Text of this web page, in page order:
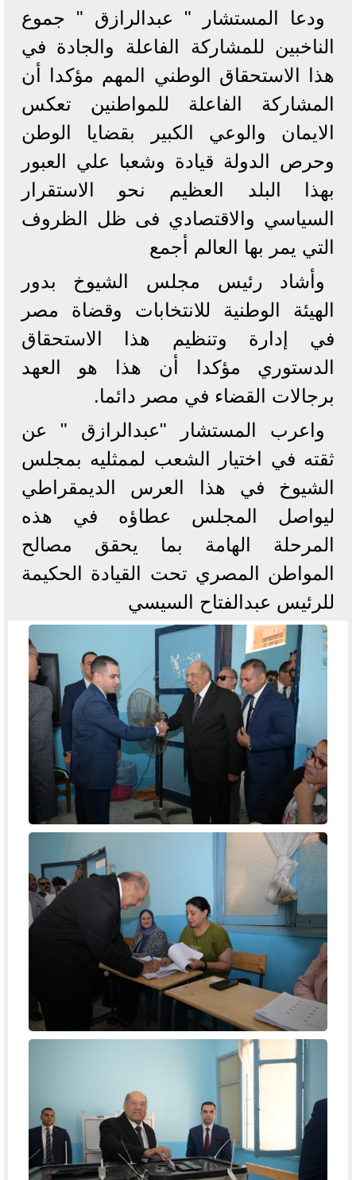
ودعا المستشار " عبدالرازق " جموع
الناخبين للمشاركة الفاعلة والجادة في
هذا الاستحقاق الوطني المهم مؤكدا أن
المشاركة الفاعلة للمواطنين تعكس
الايمان والوعي الكبير بقضايا الوطن
وحرص الدولة قيادة وشعبا علي العبور
بهذا البلد العظيم نحو الاستقرار
السياسي والاقتصادي فى ظل الظروف
التي يمر بها العالم أجمع
وأشاد رئيس مجلس الشيوخ بدور
الهيئة الوطنية للانتخابات وقضاة مصر
في إدارة وتنظيم هذا الاستحقاق
الدستوري مؤكدا أن هذا هو العهد
برجالات القضاء في مصر دائما.
واعرب المستشار "عبدالرازق " عن
ثقته في اختيار الشعب لممثليه بمجلس
الشيوخ في هذا العرس الديمقراطي
ليواصل المجلس عطاؤه في هذه
المرحلة الهامة بما يحقق مصالح
المواطن المصري تحت القيادة الحكيمة
للرئيس عبدالفتاح السيسي